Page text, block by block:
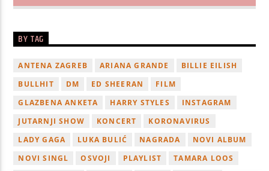
BY TAG
ANTENA ZAGREB ARIANA GRANDE
BILLIE EILISH
BULLHIT
DM ED SHEERAN
FILM
GLAZBENA ANKETA
HARRY STYLES
INSTAGRAM
JUTARNJI SHOW
KONCERT
KORONAVIRUS
LADY GAGA
LUKA BULIĆ NAGRADA
NOVI ALBUM
NOVI SINGL
OSVOJI PLAYLIST TAMARA LOOS